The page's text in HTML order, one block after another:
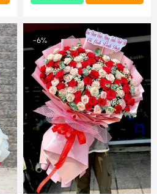
-6%